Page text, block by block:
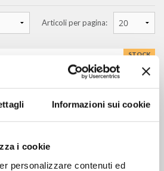
Informazioni sui cookie
i cookie
personalizzare contenuti ed
interni e tessuti
e la pulizia
Articoli per pagina:
STOCK
DETERGENTE BIODEGRADABILE x
+ IVA
+ IVA